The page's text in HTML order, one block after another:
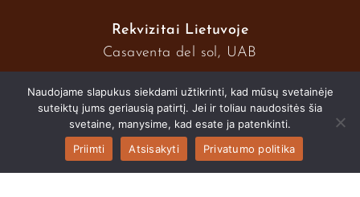
Rekvizitai Lietuvoje
Casaventa del sol, UAB
2026 © Casaventa del sol
Naudojame slapukus siekdami užtikrinti, kad mūsų svetainėje
suteiktų jums geriausią patirtį. Jei ir toliau naudositės šia
svetaine, manysime, kad esate ja patenkinti.
Priimti
Atsisakyti Privatumo politika